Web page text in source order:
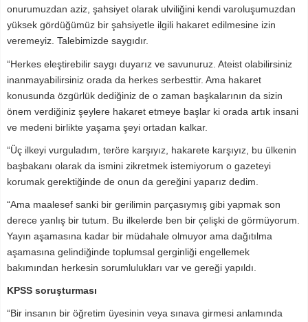
onurumuzdan aziz, şahsiyet olarak ulviliğini kendi varoluşumuzdan
yüksek gördüğümüz bir şahsiyetle ilgili hakaret edilmesine izin
veremeyiz. Talebimizde saygıdır.
“Herkes eleştirebilir saygı duyarız ve savunuruz. Ateist olabilirsiniz
inanmayabilirsiniz orada da herkes serbesttir. Ama hakaret
konusunda özgürlük dediğiniz de o zaman başkalarının da sizin
önem verdiğiniz şeylere hakaret etmeye başlar ki orada artık insani
ve medeni birlikte yaşama şeyi ortadan kalkar.
“Üç ilkeyi vurguladım, teröre karşıyız, hakarete karşıyız, bu ülkenin
başbakanı olarak da ismini zikretmek istemiyorum o gazeteyi
korumak gerektiğinde de onun da gereğini yaparız dedim.
“Ama maalesef sanki bir gerilimin parçasıymış gibi yapmak son
derece yanlış bir tutum. Bu ilkelerde ben bir çelişki de görmüyorum.
Yayın aşamasına kadar bir müdahale olmuyor ama dağıtılma
aşamasına gelindiğinde toplumsal gerginliği engellemek
bakımından herkesin sorumlulukları var ve gereği yapıldı.
KPSS soruşturması
“Bir insanın bir öğretim üyesinin veya sınava girmesi anlamında